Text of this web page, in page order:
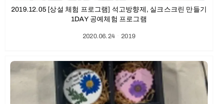
2019.12.05 [상설 체험 프로그램] 석고방향제, 실크스크린 만들기
1DAY 공예체험 프로그램
2020.06.24ㆍ2019